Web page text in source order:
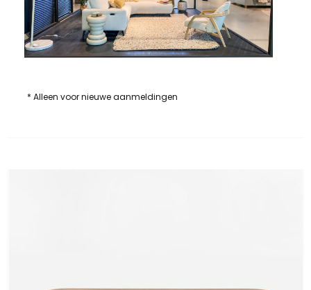
* Alleen voor nieuwe aanmeldingen